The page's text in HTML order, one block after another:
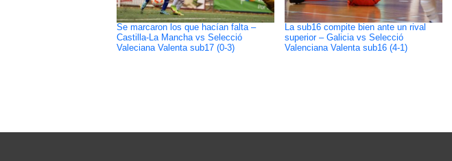
Se marcaron los que hacían falta –
Castilla-La Mancha vs Selecció
Valeciana Valenta sub17 (0-3)
La sub16 compite bien ante un rival
superior – Galicia vs Selecció
Valenciana Valenta sub16 (4-1)